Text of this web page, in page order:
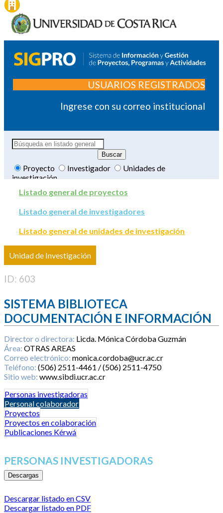
USUARIOS REGISTRADOS
Ingrese con su correo institucional
Proyecto Investigador
Unidades de
investigación
Listado general de proyectos
Listado general de investigadores
Listado general de unidades de investigación
Unidad de Investigación
ID: 603
SISTEMA BIBLIOTECA
DOCUMENTACIÓN E INFORMACIÓN
Director o directora: Licda. Mónica Córdoba Guzmán
Área: OTRAS AREAS
Correo electrónico: monica.cordoba@ucr.ac.cr
Teléfono: (506) 2511-4461 / (506) 2511-4750
Sitio web: www.sibdi.ucr.ac.cr
Personas investigadoras
Personal colaborador
Proyectos
Proyectos en colaboración
Publicaciones Kérwá
PERSONAS INVESTIGADORAS
Descargas
Descargar listado en CSV
Descargar listado en PDF